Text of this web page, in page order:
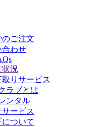
のご注文
合わせ
状況
りサービス
ラブとは
ンタル
ービス
ついて